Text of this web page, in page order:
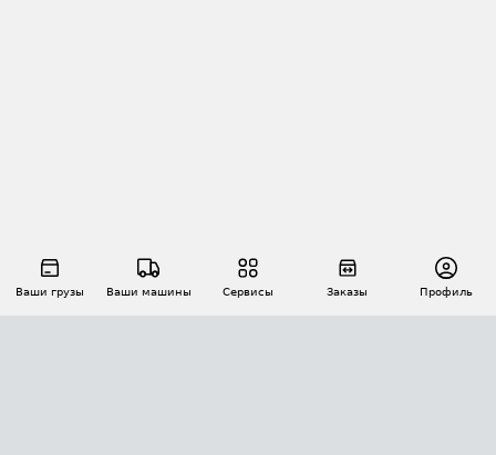
Ваши грузы Ваши машины Сервисы Заказы Профиль